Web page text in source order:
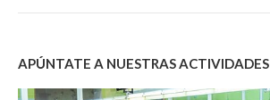
APÚNTATE A NUESTRAS ACTIVIDADES